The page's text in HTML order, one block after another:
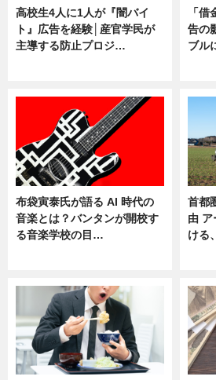
高校生4人に1人が『闇バイ
ト』広告を経験│産官学民が
主導する防止プロジ…
「
告の
ブル
布袋寅泰氏が語る AI 時代の
音楽とは？バンタンが開校す
る音楽学校の目…
首都
由 ア
ける